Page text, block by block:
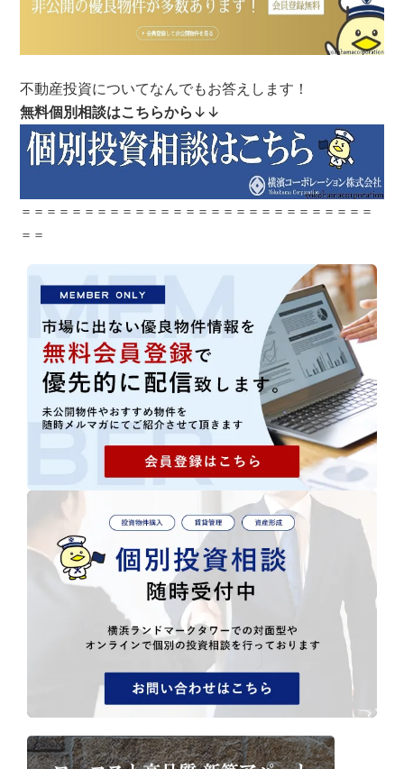
不動産投資についてなんでもお答えします！
無料個別相談はこちらから ↓↓
＝＝＝＝＝＝＝＝＝＝＝＝＝＝＝＝＝＝＝＝＝＝＝＝＝＝＝＝
＝＝